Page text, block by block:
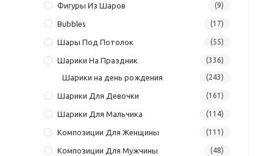
Фигуры Из Шаров (9)
Bubbles (17)
Шары Под Потолок (55)
Шарики На Праздник (336)
Шарики на день рождения (243)
Шарики Для Девочки (161)
Шарики Для Мальчика (114)
Композиции Для Женщины (111)
Композиции Для Мужчины (48)